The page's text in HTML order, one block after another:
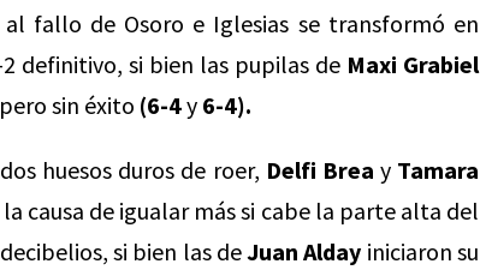
fallo de Osoro e Iglesias se transformó en
definitivo, si bien las pupilas de Maxi Grabiel
sin éxito (6-4y 6-4).
huesos duros de roer, Delfi Brea y Tamara
causa de igualar más si cabe la parte alta del
si bien las deJuan Alday iniciaron su